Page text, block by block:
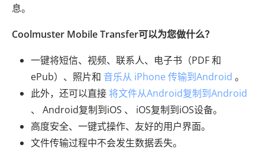
息。
Coolmuster Mobile Transfer可以为您做什么？
一键将短信、视频、联系人、电子书（PDF 和
ePub）、照片和 音乐从 iPhone 传输到Android 。
此外，还可以直接将文件从Android复制到Android
、 Android复制到iOS 、 iOS复制到iOS设备。
高度安全、一键式操作、友好的用户界面。
文件传输过程中不会发生数据丢失。